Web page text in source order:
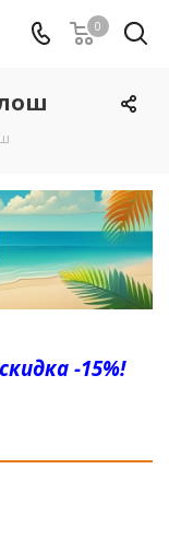
0
-15%!